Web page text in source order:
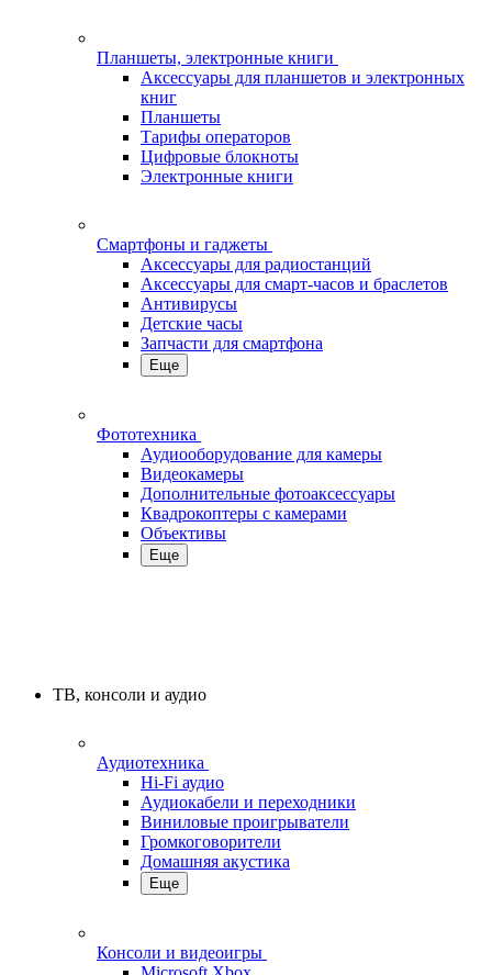
Планшеты, электронные книги
Аксессуары для планшетов и электронных
книг
Планшеты
Тарифы операторов
Цифровые блокноты
Электронные книги
Смартфоны и гаджеты
Аксессуары для радиостанций
Аксессуары для смарт-часов и браслетов
Антивирусы
Детские часы
Запчасти для смартфона
Еще
Фототехника
Аудиооборудование для камеры
Видеокамеры
Дополнительные фотоаксессуары
Квадрокоптеры с камерами
Объективы
Еще
ТВ, консоли и аудио
Аудиотехника
Hi-Fi аудио
Аудиокабели и переходники
Виниловые проигрыватели
Громкоговорители
Домашняя акустика
Еще
Консоли и видеоигры